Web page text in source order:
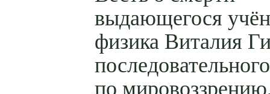
выдающегося
физика Виталия
по